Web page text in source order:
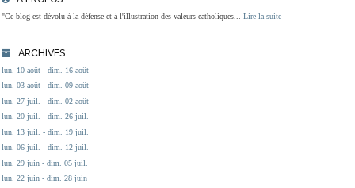
"Ce blog est dévolu à la défense et à l'illustration des valeurs catholiques... Lire la suite
ARCHIVES
lun. 10 août - dim. 16 août
lun. 03 août - dim. 09 août
lun. 27 juil. - dim. 02 août
lun. 20 juil. - dim. 26 juil.
lun. 13 juil. - dim. 19 juil.
lun. 06 juil. - dim. 12 juil.
lun. 29 juin - dim. 05 juil.
lun. 22 juin - dim. 28 juin